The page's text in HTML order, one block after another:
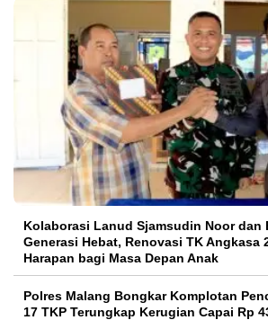
Kolaborasi Lanud Sjamsudin Noor dan
Generasi Hebat, Renovasi TK Angkasa
Harapan bagi Masa Depan Anak
Polres Malang Bongkar Komplotan
17 TKP Terungkap Kerugian Capai Rp